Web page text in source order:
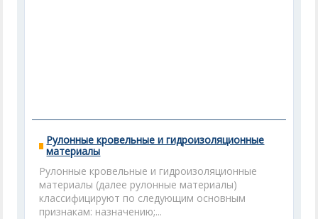
Рулонные кровельные и гидроизоляционные
материалы
Рулонные кровельные и гидроизоляционные
материалы (далее рулонные материалы)
классифицируют по следующим основным
признакам: назначению;...